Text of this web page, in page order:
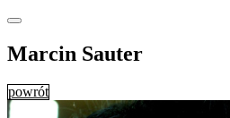
Marcin Sauter
powrót